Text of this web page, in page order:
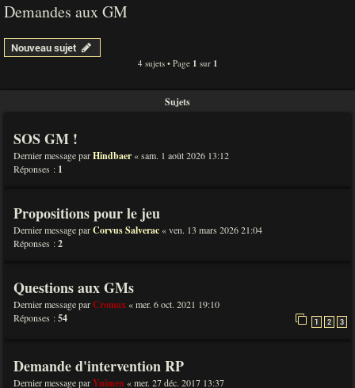
Demandes aux GM
Nouveau sujet
4 sujets • Page 1 sur 1
Sujets
SOS GM !
Dernier message parHindbaer «sam. 1 août 2026 13:12
Réponses : 1
Propositions pour le jeu
Dernier message parCorvus Salverac «ven. 13 mars 2026 21:04
Réponses :2
Questions aux GMs
Dernier message parCromax «mer. 6 oct. 2021 19:10
Réponses :54 1 2 3
Demande d'intervention RP
Dernier message parYuimen «mer. 27 déc. 2017 13:37